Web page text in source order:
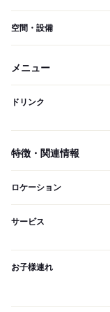
空間・設備
メニュー
ドリンク
特徴・関連情報
ロケーション
サービス
お子様連れ